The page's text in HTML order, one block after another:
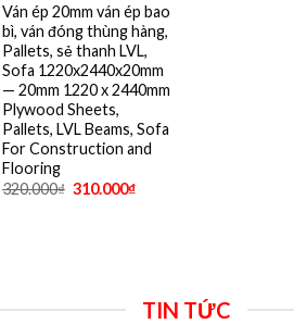
Ván ép 20mm ván ép bao
bì, ván đóng thùng hàng,
Pallets, sẻ thanh LVL,
Sofa 1220x2440x20mm
— 20mm 1220 x 2440mm
Plywood Sheets,
Pallets, LVL Beams, Sofa
For Construction and
Flooring
320.000₫ 310.000₫
TIN TỨC